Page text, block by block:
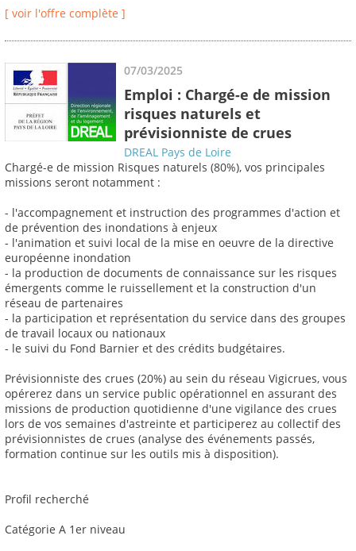
[ voir l'offre complète ]
07/03/2025
Emploi : Chargé-e de mission
risques naturels et
prévisionniste de crues
DREAL Pays de Loire
Chargé-e de mission Risques naturels (80%), vos principales
missions seront notamment :
- l'accompagnement et instruction des programmes d'action et
de prévention des inondations à enjeux
- l'animation et suivi local de la mise en oeuvre de la directive
européenne inondation
- la production de documents de connaissance sur les risques
émergents comme le ruissellement et la construction d'un
réseau de partenaires
- la participation et représentation du service dans des groupes
de travail locaux ou nationaux
- le suivi du Fond Barnier et des crédits budgétaires.
Prévisionniste des crues (20%) au sein du réseau Vigicrues, vous
opérerez dans un service public opérationnel en assurant des
missions de production quotidienne d'une vigilance des crues
lors de vos semaines d'astreinte et participerez au collectif des
prévisionnistes de crues (analyse des événements passés,
formation continue sur les outils mis à disposition).
Profil recherché
Catégorie A 1er niveau